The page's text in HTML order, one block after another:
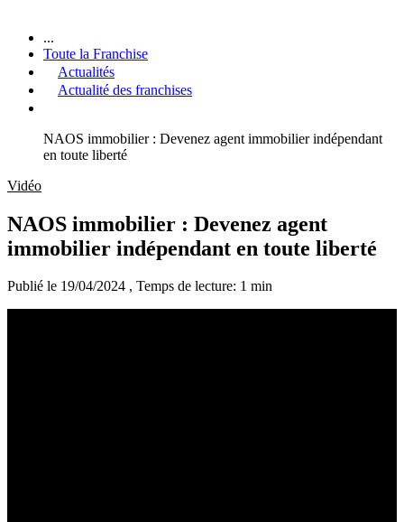
...
Toute la Franchise
Actualités
Actualité des franchises
NAOS immobilier : Devenez agent immobilier indépendant
en toute liberté
Vidéo
NAOS immobilier : Devenez agent
immobilier indépendant en toute liberté
Publié le 19/04/2024 , Temps de lecture: 1 min